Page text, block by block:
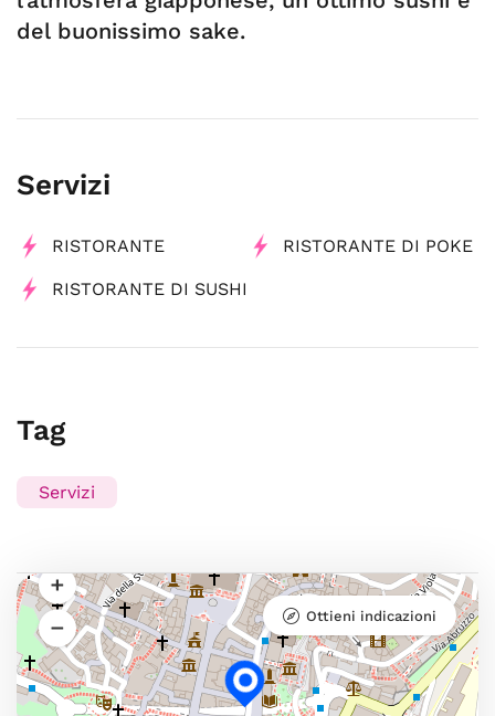
del buonissimo sake.
Servizi
RISTORANTE RISTORANTE DI POKE
RISTORANTE DI SUSHI
Tag
Servizi
Ottieni indicazioni